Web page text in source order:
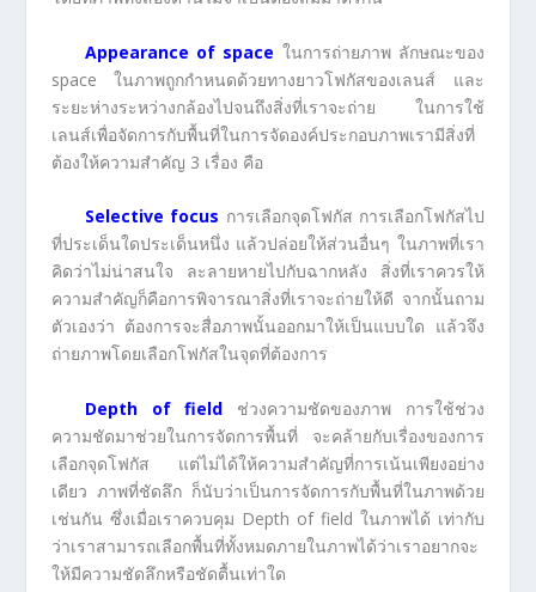
Appearance of space ในการถ่ายภาพ ลักษณะของ
space ในภาพถูกกำหนดด้วยทางยาวโฟกัสของเลนส์ และ
ระยะห่างระหว่างกล้องไปจนถึงสิ่งที่เราจะถ่าย ในการใช้
เลนส์เพื่อจัดการกับพื้นที่ในการจัดองค์ประกอบภาพเรามีสิ่งที่
ต้องให้ความสำคัญ 3 เรื่อง คือ
Selective focus การเลือกจุดโฟกัส การเลือกโฟกัสไป
ที่ประเด็นใดประเด็นหนึ่ง แล้วปล่อยให้ส่วนอื่นๆ ในภาพที่เรา
คิดว่าไม่น่าสนใจ ละลายหายไปกับฉากหลัง สิ่งที่เราควรให้
ความสำคัญก็คือการพิจารณาสิ่งที่เราจะถ่ายให้ดี จากนั้นถาม
ตัวเองว่า ต้องการจะสื่อภาพนั้นออกมาให้เป็นแบบใด แล้วจึง
ถ่ายภาพโดยเลือกโฟกัสในจุดที่ต้องการ
Depth of field ช่วงความชัดของภาพ การใช้ช่วง
ความชัดมาช่วยในการจัดการพื้นที่ จะคล้ายกับเรื่องของการ
เลือกจุดโฟกัส แต่ไม่ได้ให้ความสำคัญที่การเน้นเพียงอย่าง
เดียว ภาพที่ชัดลึก ก็นับว่าเป็นการจัดการกับพื้นที่ในภาพด้วย
เช่นกัน ซึ่งเมื่อเราควบคุม Depth of field ในภาพได้ เท่ากับ
ว่าเราสามารถเลือกพื้นที่ทั้งหมดภายในภาพได้ว่าเราอยากจะ
ให้มีความชัดลึกหรือชัดตื้นเท่าใด